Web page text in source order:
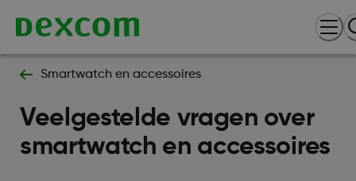
Smartwatch en accessoires
Veelgestelde vragen over
smartwatch en accessoires